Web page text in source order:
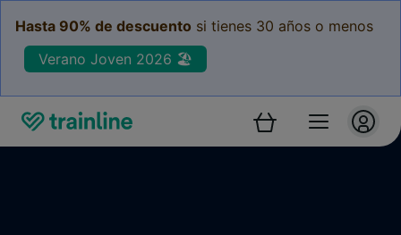
Hasta 90% de descuento si tienes 30 años o menos
Verano Joven 2026 🏖️